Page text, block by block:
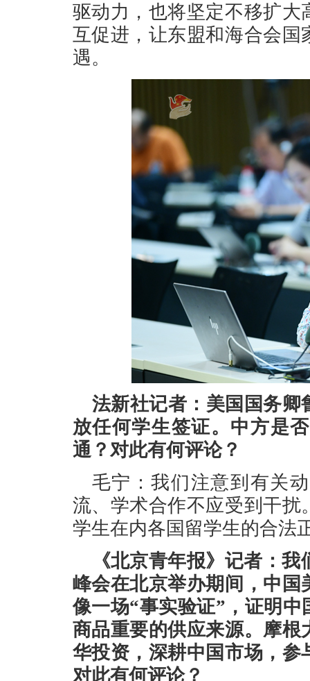
驱动力，也将坚定不移扩
互促进，让东盟和海合会
遇。
法新社记者：美国国务
放任何学生签证。中方是
通？对此有何评论？
毛宁：我们注意到有关
流、学术合作不应受到干
学生在内各国留学生的合法
《北京青年报》记者：
峰会在北京举办期间，中
像一场“事实验证”，证明
商品重要的供应来源。摩
华投资，深耕中国市场，
对此有何评论？